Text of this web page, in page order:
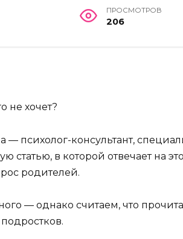
ПРОСМОТРОВ
206
не хочет?
— психолог-консультант,
статью, в которой отвечает на
родителей.
— однако считаем, что